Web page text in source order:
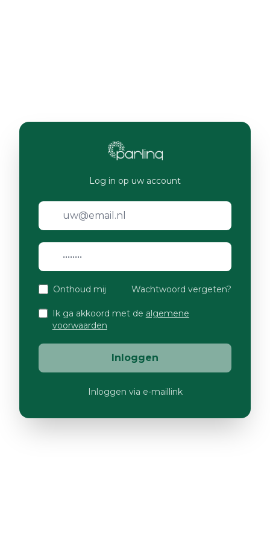
Log in op uw account
Onthoud mij Wachtwoord vergeten?
Ik ga akkoord met de algemene
voorwaarden
Inloggen
Inloggen via e-maillink